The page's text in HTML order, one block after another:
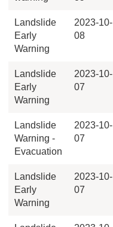
Landslide
Early
Warning
2023-10-
08
Landslide
Early
Warning
2023-10-
07
Landslide
Warning -
Evacuation
2023-10-
07
Landslide
Early
Warning
2023-10-
07